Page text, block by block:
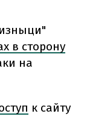
в сторону
на
к сайту